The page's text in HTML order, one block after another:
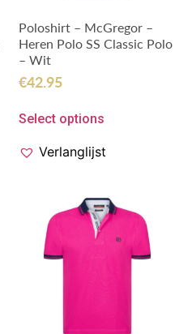
Poloshirt – McGregor –
Heren Polo SS Classic Polo
– Wit
€42.95
Select options
Verlanglijst